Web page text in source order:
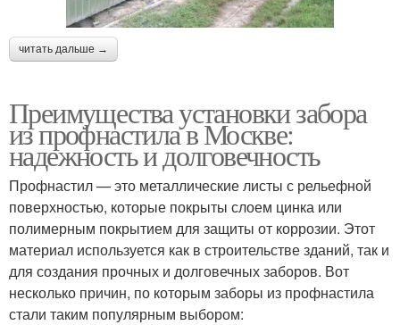
читать дальше →
Преимущества установки забора
из профнастила в Москве:
надежность и долговечность
Профнастил — это металлические листы с рельефной
поверхностью, которые покрыты слоем цинка или
полимерным покрытием для защиты от коррозии. Этот
материал используется как в строительстве зданий, так и
для создания прочных и долговечных заборов. Вот
несколько причин, по которым заборы из профнастила
стали таким популярным выбором: